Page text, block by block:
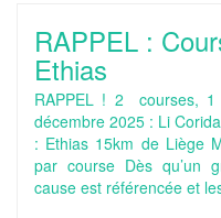
RAPPEL :
Ethias
RAPPEL ! 2 courses,
décembre 2025 : Li
: Ethias 15km de Liège
par course Dès qu’un
cause est référencée et